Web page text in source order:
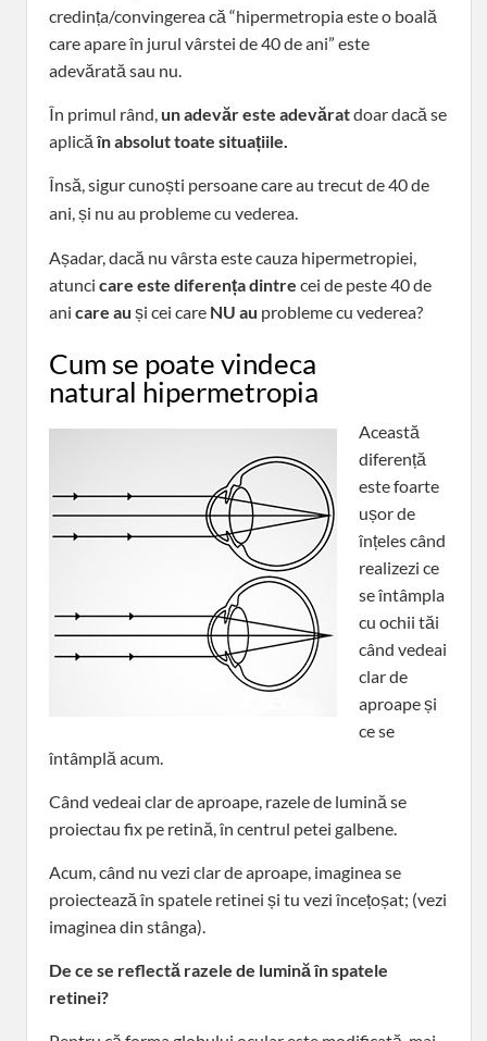
credința/convingerea că “hipermetropia este o boală
care apare în jurul vârstei de 40 de ani” este
adevărată sau nu.
În primul rând, un adevăr este adevăratdoar dacă se
aplicăîn absolut toate situațiile.
Însă, sigur cunoști persoane care au trecut de 40 de
ani, și nu au probleme cu vederea.
Așadar, dacă nu vârsta este cauza hipermetropiei,
atunci care este diferența dintre cei de peste 40 de
ani care au și cei care NU au probleme cu vederea?
Cum se poate vindeca
natural hipermetropia
Această
diferență
este foarte
ușor de
înțeles când
realizezi ce
se întâmpla
cu ochii tăi
când vedeai
clar de
aproape și
ce se
întâmplă acum.
Când vedeai clar de aproape, razele de lumină se
proiectau fix pe retină, în centrul petei galbene.
Acum, când nu vezi clar de aproape, imaginea se
proiectează în spatele retinei și tu vezi încețoșat; (vezi
imaginea din stânga).
De ce se reflectă razele de lumină în spatele
retinei?